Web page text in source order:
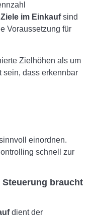
im Einkaufsind
Voraussetzung für
Zielhöhen als um
sein, dass erkennbar
einordnen.
schnell zur
braucht
dient der